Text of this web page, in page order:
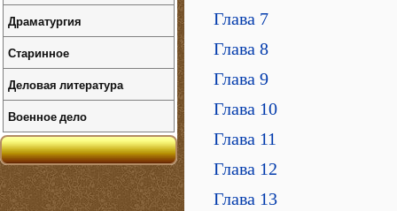
Глава 7
Глава 8
Глава 9
Глава 10
Глава 11
Глава 12
Глава 13
Драматургия
Старинное
Деловая литература
Военное дело